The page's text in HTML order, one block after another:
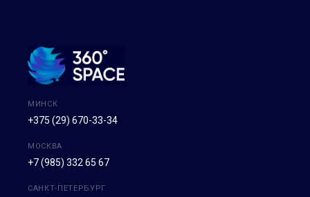
МИНСК
+375 (29) 670-33-34
МОСКВА
+7 (985) 332 65 67
САНКТ-ПЕТЕРБУРГ